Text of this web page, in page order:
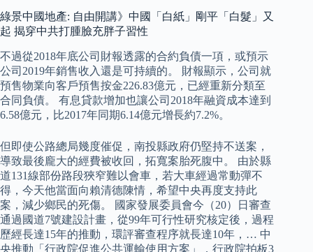
綠景中國地產: 自由開講》中國「白紙」剛平「白髮」又
起 揭穿中共打腫臉充胖子習性
不過從2018年底公司財報透露的合約負債一項，或預示
公司2019年銷售收入還是可持續的。 財報顯示，公司就
預售物業向客戶預售按金226.83億元，已經重新分類至
合同負債。 有息貸款增加也讓公司2018年融資成本達到
6.58億元，比2017年同期6.14億元增長約7.2%。
但即使公路總局幾度催促，南投縣政府仍堅持不送案，
導致最後龐大的經費被收回，拓寬案胎死腹中。 由於縣
道131線部份路段狹窄難以會車，若大車經過常動彈不
得，今天他當面向賴清德陳情，希望中央再度支持此
案，減少鄉民的死傷。 國家發展委員會今（20）日審查
通過國道7號建設計畫，從99年可行性研究核定後，過程
歷經長達15年的推動，環評審查程序就長達10年，… 中
央推動「行政院促進公共運輸使用方案」，行政院拍板3